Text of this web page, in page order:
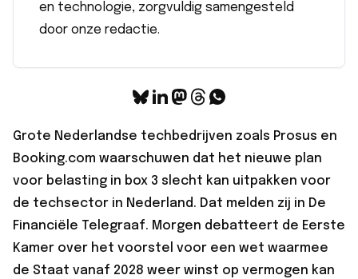
en technologie, zorgvuldig samengesteld
door onze redactie.
Grote Nederlandse techbedrijven zoals Prosus en
Booking.com waarschuwen dat het nieuwe plan
voor belasting in box 3 slecht kan uitpakken voor
de techsector in Nederland. Dat melden zij in De
Financiële Telegraaf. Morgen debatteert de Eerste
Kamer over het voorstel voor een wet waarmee
de Staat vanaf 2028 weer winst op vermogen kan